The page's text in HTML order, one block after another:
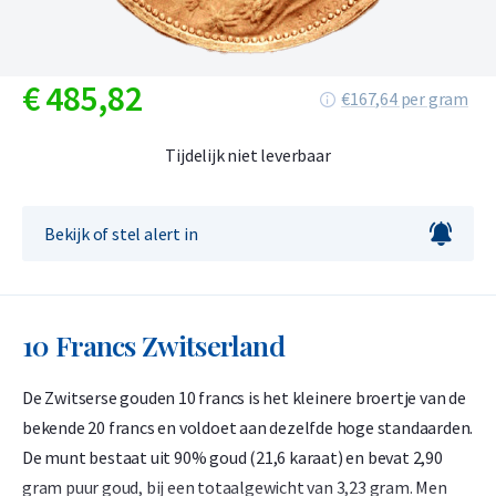
€485,82 €167,64 per gram
Tijdelijk niet leverbaar
Bekijk of stel alert in
10 Francs Zwitserland
De Zwitserse gouden 10 francs is het kleinere broertje van de
bekende 20 francs en voldoet aan dezelfde hoge standaarden.
De munt bestaat uit 90% goud (21,6 karaat) en bevat 2,90
gram puur goud, bij een totaalgewicht van 3,23 gram. Men